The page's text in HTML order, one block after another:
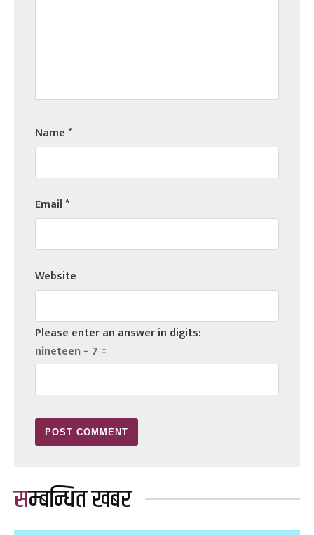
Name*
Email*
Website
Please enter an answer in digits:
nineteen − 7 =
सम्बन्धित खबर